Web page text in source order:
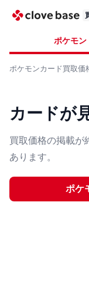
ポケモン
ポケモンカード買取価
カードが
買取価格の掲載が
あります。
ポケ